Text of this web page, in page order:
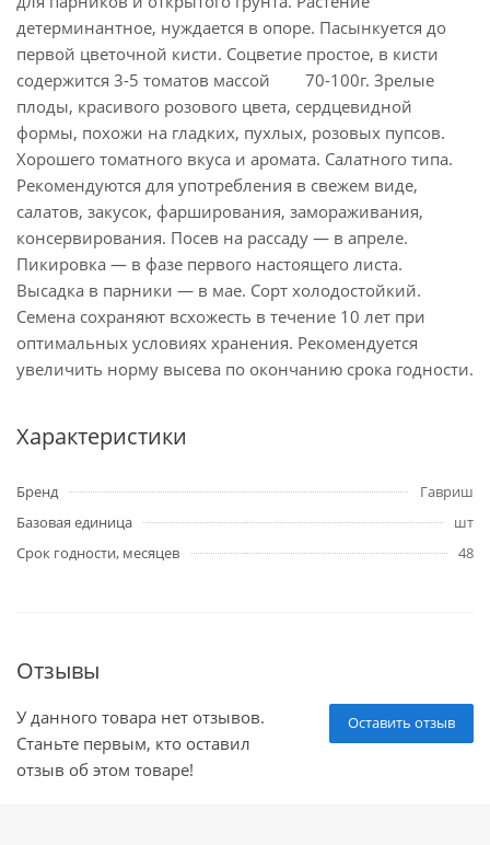
детерминантное, нуждается в опоре. Пасынкуется до
первой цветочной кисти. Соцветие простое, в кисти
содержится 3-5 томатов массой 70-100г. Зрелые
плоды, красивого розового цвета, сердцевидной
формы, похожи на гладких, пухлых, розовых пупсов.
Хорошего томатного вкуса и аромата. Салатного типа.
Рекомендуются для употребления в свежем виде,
салатов, закусок, фарширования, замораживания,
консервирования. Посев на рассаду — в апреле.
Пикировка — в фазе первого настоящего листа.
Высадка в парники — в мае. Сорт холодостойкий.
Семена сохраняют всхожесть в течение 10 лет при
оптимальных условиях хранения. Рекомендуется
увеличить норму высева по окончанию срока годности.
Характеристики
Бренд
Гавриш
Базовая единица
шт
Срок годности, месяцев
48
Отзывы
Оставить отзыв
У данного товара нет отзывов.
Станьте первым, кто оставил
отзыв об этом товаре!